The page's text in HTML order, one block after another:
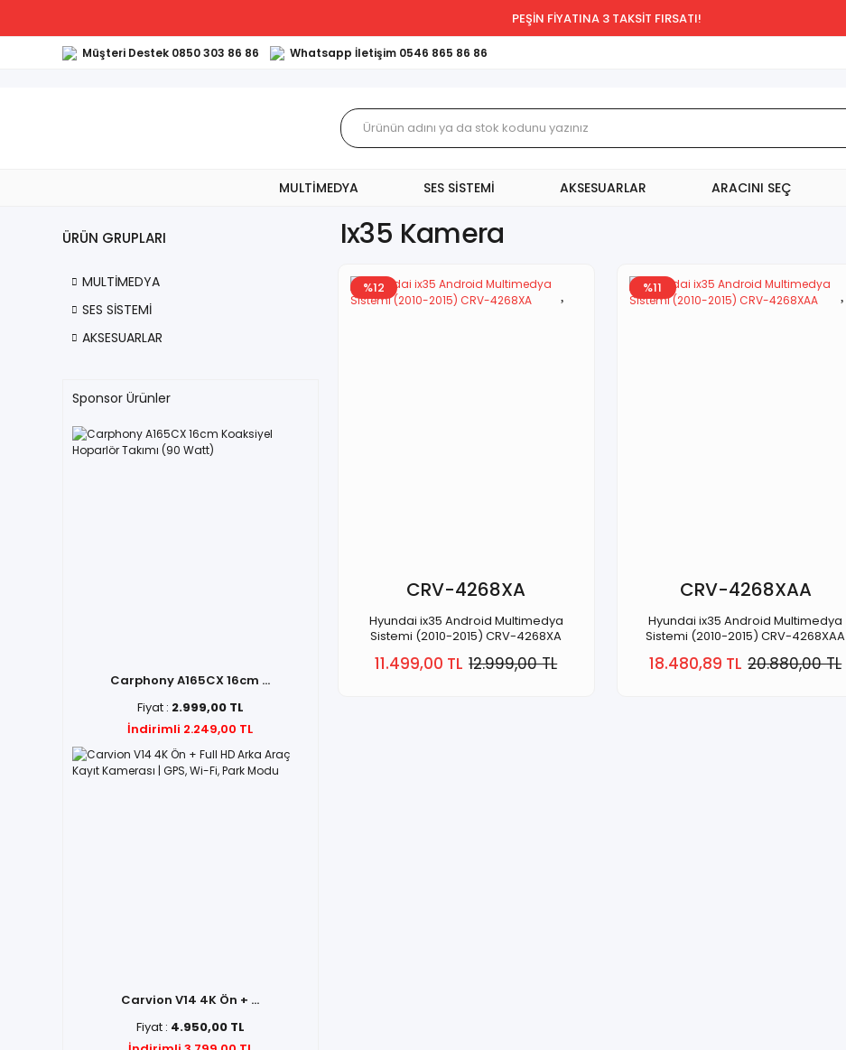
PEŞİN FİYATINA 3 TAKSİT FIRSATI!
Müşteri Destek 0850 303 86 86 Whatsapp İletişim 0546 865 86 86
MULTİMEDYA SES SİSTEMİ AKSESUARLAR ARACINI SEÇ
ÜRÜN GRUPLARI
MULTİMEDYA
SES SİSTEMİ
AKSESUARLAR
Sponsor Ürünler
Carphony A165CX 16cm ...
Fiyat : 2.999,00 TL
İndirimli 2.249,00 TL
Carvion V14 4K Ön + ...
Fiyat : 4.950,00 TL
Ix35 Kamera
%12
CRV-4268XA
Hyundai ix35 Android Multimedya
Sistemi (2010-2015) CRV-4268XA
11.499,00 TL 12.999,00 TL
%11
CRV-4268XAA
Hyundai ix35 Android Multimedya
Sistemi (2010-2015) CRV-4268XAA
18.480,89 TL 20.880,00 TL